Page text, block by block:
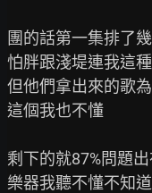
團的話第一集排了
怕胖跟淺堤連我這
但他們拿出來的歌
這個我也不懂
剩下的就87%問題
樂器我聽不懂不知道